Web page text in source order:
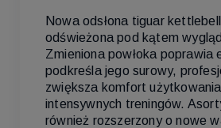
Nowa odsłona tiguar
odświeżona pod kątem
Zmieniona powłoka poprawia
podkreśla jego surowy,
zwiększa komfort
intensywnych treningów.
również rozszerzony o nowe